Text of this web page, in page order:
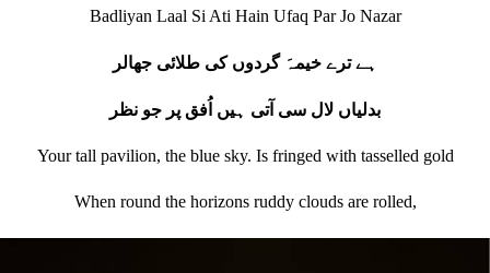
Badliyan Laal Si Ati Hain Ufaq Par Jo Nazar
ہے ترے خیمہَ گردوں کی طلائی جھالر
بدلیاں لال سی آتی ہیں اُفق پر جو نظر
Your tall pavilion, the blue sky. Is fringed with tasselled gold
When round the horizons ruddy clouds are rolled,